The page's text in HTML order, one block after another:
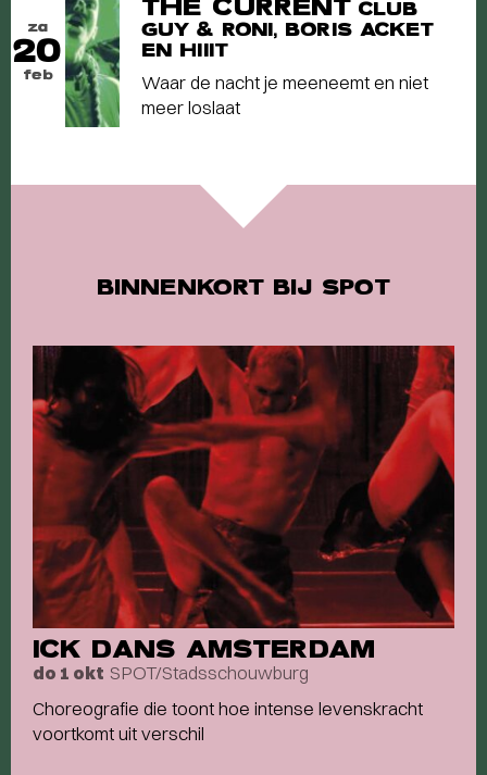
za
20
feb
THE CURRENT CLUB
GUY & RONI, BORIS ACKET
EN HIIIT
Waar de nacht je meeneemt en niet
meer loslaat
BINNENKORT BIJ SPOT
ICK DANS AMSTERDAM
do 1 okt SPOT/Stadsschouwburg
Choreografie die toont hoe intense levenskracht
voortkomt uit verschil